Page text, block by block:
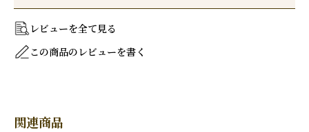
レビューを全て見る
この商品のレビューを書く
関連商品